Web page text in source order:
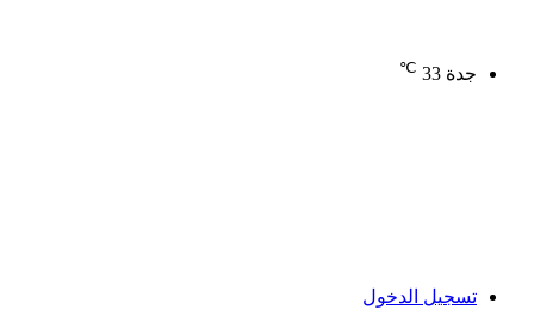
جدة 33
℃
تسجيل الدخول